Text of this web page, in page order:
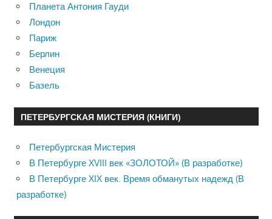
Планета Антония Гауди
Лондон
Париж
Берлин
Венеция
Базель
ПЕТЕРБУРГСКАЯ МИСТЕРИЯ (КНИГИ)
Петербургская Мистерия
В Петербурге XVIII век «ЗОЛОТОЙ» (В разработке)
В Петербурге XIX век. Время обманутых надежд (В
разработке)